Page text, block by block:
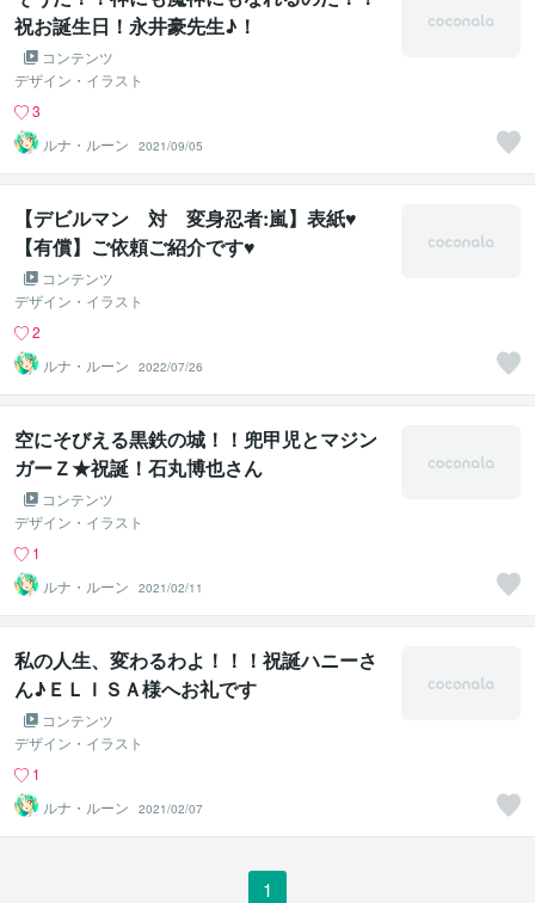
祝お誕生日！永井豪先生♪！
コンテンツ
デザイン・イラスト
3
ルナ・ルーン
2021/09/05
【デビルマン 対 変身忍者:嵐】表紙♥
【有償】ご依頼ご紹介です♥
コンテンツ
デザイン・イラスト
2
ルナ・ルーン
2022/07/26
空にそびえる黒鉄の城！！兜甲児とマジン
ガーＺ★祝誕！石丸博也さん
コンテンツ
デザイン・イラスト
1
ルナ・ルーン
2021/02/11
私の人生、変わるわよ！！！祝誕ハニーさ
ん♪ＥＬＩＳＡ様へお礼です
コンテンツ
デザイン・イラスト
1
ルナ・ルーン
2021/02/07
1